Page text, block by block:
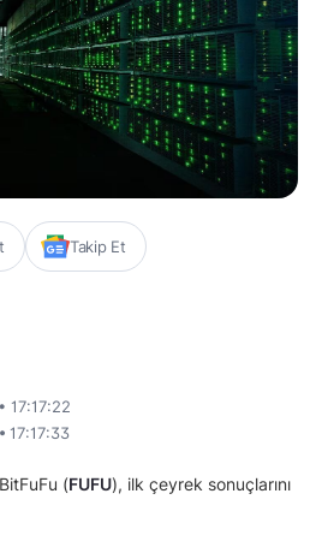
Takip Et
• 17:17:22
17:17:33
(FUFU), ilk çeyrek sonuçlarını